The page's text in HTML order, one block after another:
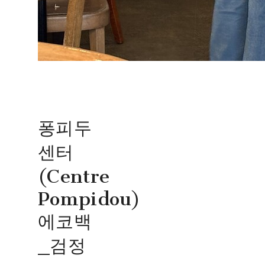
퐁피두
센터
(Centre
Pompidou)
에코백
_검정